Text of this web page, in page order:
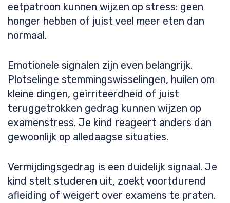
eetpatroon kunnen wijzen op stress: geen
honger hebben of juist veel meer eten dan
normaal.
Emotionele signalen zijn even belangrijk.
Plotselinge stemmingswisselingen, huilen om
kleine dingen, geïrriteerdheid of juist
teruggetrokken gedrag kunnen wijzen op
examenstress. Je kind reageert anders dan
gewoonlijk op alledaagse situaties.
Vermijdingsgedrag is een duidelijk signaal. Je
kind stelt studeren uit, zoekt voortdurend
afleiding of weigert over examens te praten.